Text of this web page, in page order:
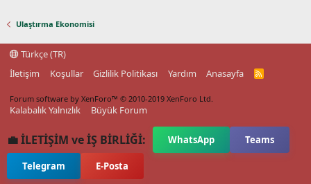
Ulaştırma Ekonomisi
Türkçe (TR)
İletişim
Koşullar Gizlilik Politikası Yardım Anasayfa
R
Forum software by XenForo™ © 2010-2019 XenForo Ltd.
Kalabalık Yalnızlık Büyük Forum
💼 İLETİŞİM ve İŞ BİRLİĞİ: WhatsApp Teams
Telegram E-Posta